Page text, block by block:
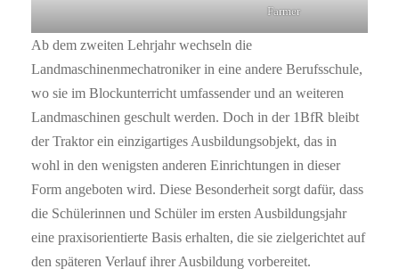
Farmer
Ab dem zweiten Lehrjahr wechseln die
Landmaschinenmechatroniker in eine andere Berufsschule,
wo sie im Blockunterricht umfassender und an weiteren
Landmaschinen geschult werden. Doch in der 1BfR bleibt
der Traktor ein einzigartiges Ausbildungsobjekt, das in
wohl in den wenigsten anderen Einrichtungen in dieser
Form angeboten wird. Diese Besonderheit sorgt dafür, dass
die Schülerinnen und Schüler im ersten Ausbildungsjahr
eine praxisorientierte Basis erhalten, die sie zielgerichtet auf
den späteren Verlauf ihrer Ausbildung vorbereitet.